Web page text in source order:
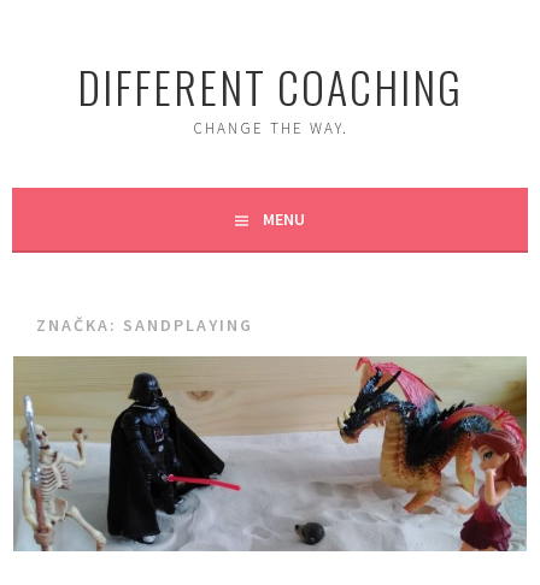
DIFFERENT COACHING
CHANGE THE WAY.
MENU
ZNAČKA: SANDPLAYING